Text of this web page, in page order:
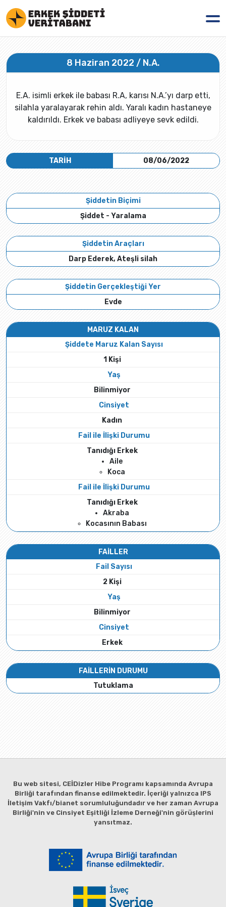
8 Haziran 2022 / N.A.
E.A. isimli erkek ile babası R.A, karısı N.A.’yı darp etti,
silahla yaralayarak rehin aldı. Yaralı kadın hastaneye
kaldırıldı. Erkek ve babası adliyeye sevk edildi.
TARİH 08/06/2022
Şiddetin Biçimi
Şiddet - Yaralama
Şiddetin Araçları
Darp Ederek, Ateşli silah
Şiddetin Gerçekleştiği Yer
Evde
MARUZ KALAN
Şiddete Maruz Kalan Sayısı
1 Kişi
Yaş
Bilinmiyor
Cinsiyet
Kadın
Fail ile İlişki Durumu
Tanıdığı Erkek
Aile
Koca
Fail ile İlişki Durumu
Tanıdığı Erkek
Akraba
Kocasının Babası
FAİLLER
Fail Sayısı
2 Kişi
Yaş
Bilinmiyor
Cinsiyet
Erkek
FAİLLERİN DURUMU
Tutuklama
Bu web sitesi, CEİDizler Hibe Programı kapsamında Avrupa
Birliği tarafından finanse edilmektedir. İçeriği yalnızca IPS
İletişim Vakfı/bianet sorumluluğundadır ve her zaman Avrupa
Birliği'nin ve Cinsiyet Eşitliği İzleme Derneği'nin görüşlerini
yansıtmaz.